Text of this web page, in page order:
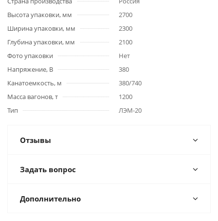
Высота упаковки, мм
2700
Ширина упаковки, мм
2300
Глубина упаковки, мм
2100
Фото упаковки
Нет
Напряжение, В
380
Канатоемкость, м
380/740
Масса вагонов, т
1200
Тип
ЛЭМ-20
Отзывы
Задать вопрос
Дополнительно